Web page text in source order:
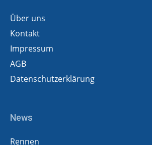
Über uns
Kontakt
Impressum
AGB
Datenschutzerklärung
News
Rennen